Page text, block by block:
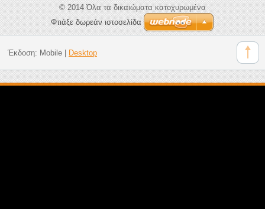
© 2014 Όλα τα δικαιώματα κατοχυρωμένα
Φτιάξε δωρεάν ιστοσελίδα
Έκδοση: Mobile| Desktop